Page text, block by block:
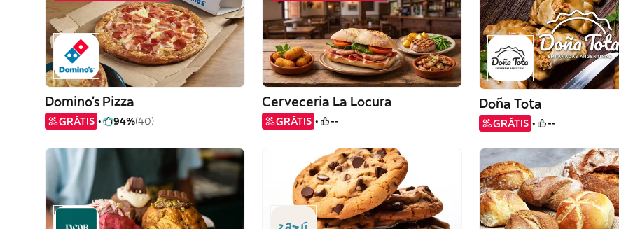
Domino's Pizza
GRÁTIS 94%(40)
Cerveceria La Locura
GRÁTIS --
Doña Tota
GRÁTIS --